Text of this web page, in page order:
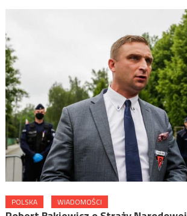
POLSKA WIADOMOŚCI